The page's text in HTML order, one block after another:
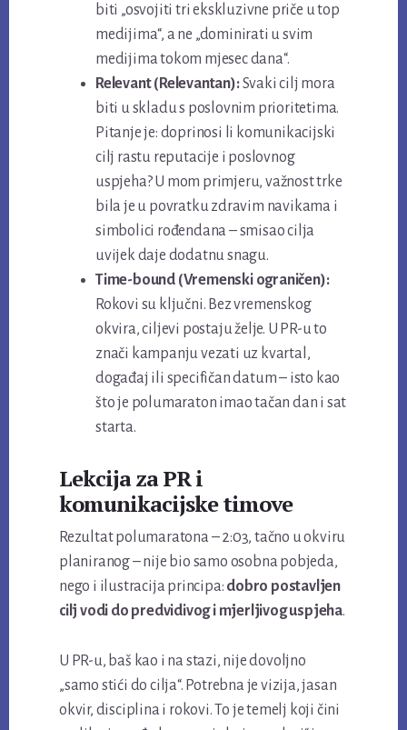
biti „osvojiti tri ekskluzivne priče u top
medijima“, a ne „dominirati u svim
medijima tokom mjesec dana“.
Relevant (Relevantan):Svaki cilj mora
biti u skladu s poslovnim prioritetima.
Pitanje je: doprinosi li komunikacijski
cilj rastu reputacije i poslovnog
uspjeha? U mom primjeru, važnost trke
bila je u povratku zdravim navikama i
simbolici rođendana – smisao cilja
uvijek daje dodatnu snagu.
Time-bound (Vremenski ograničen):
Rokovi su ključni. Bez vremenskog
okvira, ciljevi postaju želje. U PR-u to
znači kampanju vezati uz kvartal,
događaj ili specifičan datum – isto kao
što je polumaraton imao tačan dan i sat
starta.
Lekcija za PR i
komunikacijske timove
Rezultat polumaratona – 2:03, tačno u okviru
planiranog – nije bio samo osobna pobjeda,
nego i ilustracija principa: dobro postavljen
cilj vodi do predvidivog i mjerljivog uspjeha.
U PR-u, baš kao i na stazi, nije dovoljno
„samo stići do cilja“. Potrebna je vizija, jasan
okvir, disciplina i rokovi. To je temelj koji čini